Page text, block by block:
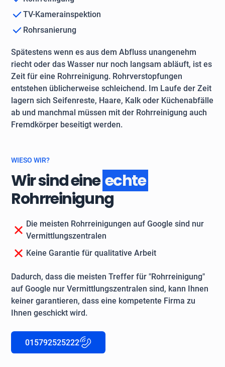
TV-Kamerainspektion
Rohrsanierung
Spätestens wenn es aus dem Abfluss unangenehm
riecht oder das Wasser nur noch langsam abläuft, ist es
Zeit für eine Rohrreinigung. Rohrverstopfungen
entstehen üblicherweise schleichend. Im Laufe der Zeit
lagern sich Seifenreste, Haare, Kalk oder Küchenabfälle
ab und manchmal müssen mit der Rohrreinigung auch
Fremdkörper beseitigt werden.
WIESO WIR?
Wir sind eineechte
Rohrreinigung
Die meisten Rohrreinigungen auf Google sind nur
Vermittlungszentralen
Keine Garantie für qualitative Arbeit
Dadurch, dass die meisten Treffer für "Rohrreinigung"
auf Google nur Vermittlungszentralen sind, kann Ihnen
keiner garantieren, dass eine kompetente Firma zu
Ihnen geschickt wird.
015792525222